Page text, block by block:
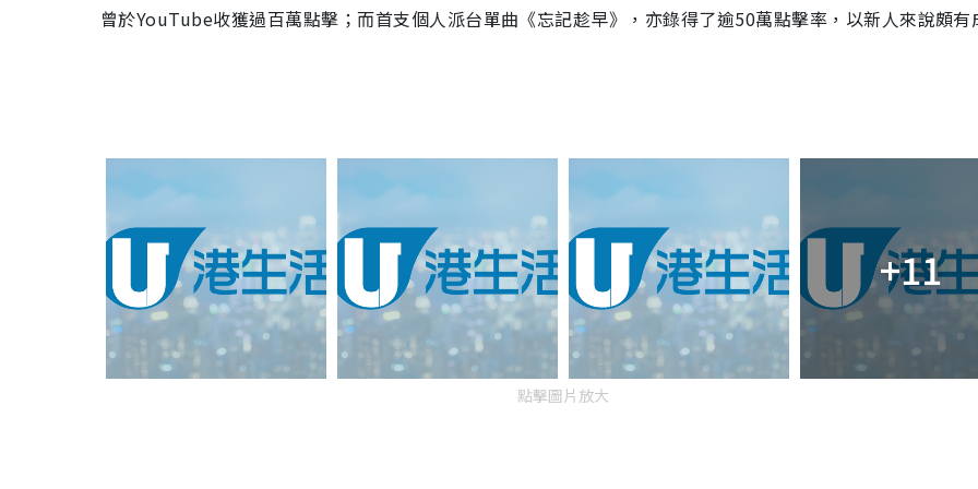
曾於YouTube收獲過百萬點擊；而首支個人派台單曲《忘記趁早》，亦錄得了逾50萬點擊率，以新人來說頗有
+11
點擊圖片放大